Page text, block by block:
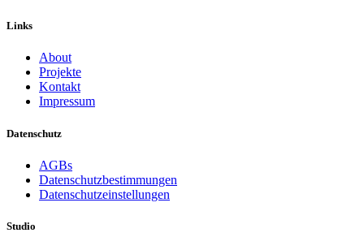
Links
About
Projekte
Kontakt
Impressum
Datenschutz
AGBs
Datenschutzbestimmungen
Datenschutzeinstellungen
Studio